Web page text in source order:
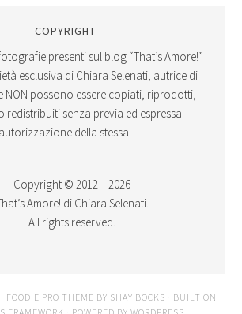
COPYRIGHT
presenti sul blog “That’s Amore!”
esclusiva di Chiara Selenati, autrice di
NON possono essere copiati, riprodotti,
redistribuiti senza previa ed espressa
autorizzazione della stessa.
Copyright © 2012 – 2026
Amore! di Chiara Selenati.
All rights reserved.
FOODIE PRO THEME BY SHAY BOCKS · BUILT ON